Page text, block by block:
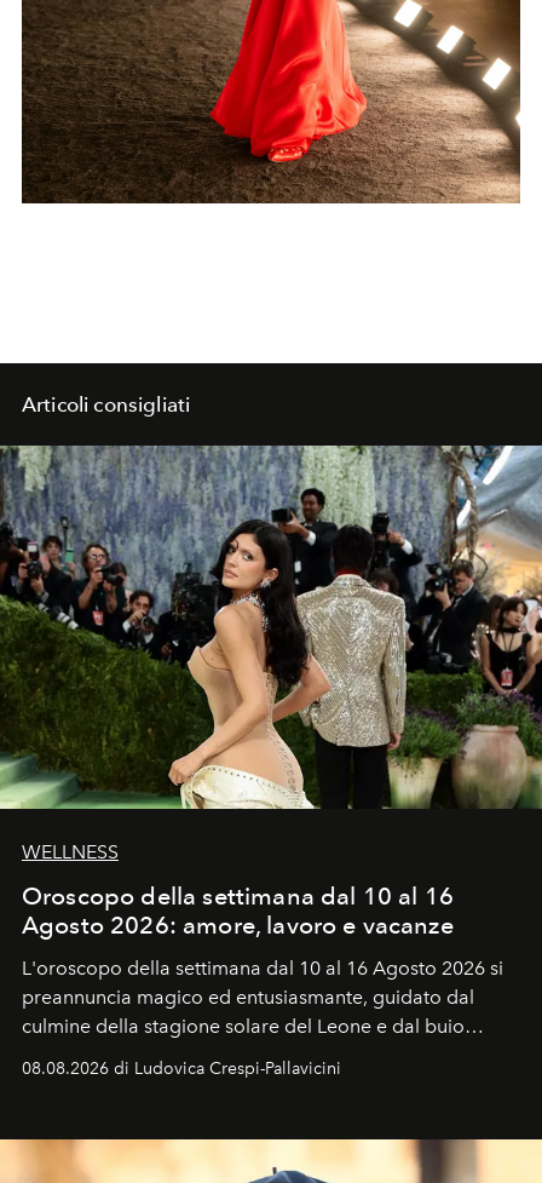
Articoli consigliati
WELLNESS
Oroscopo della settimana dal 10 al 16
Agosto 2026: amore, lavoro e vacanze
L'oroscopo della settimana dal 10 al 16 Agosto 2026 si
preannuncia magico ed entusiasmante, guidato dal
culmine della stagione solare del Leone e dal buio
favorevole della Luna nuova in Leone del 12 agosto,
ideale per la notte delle Perseidi.
08.08.2026 di Ludovica Crespi-Pallavicini